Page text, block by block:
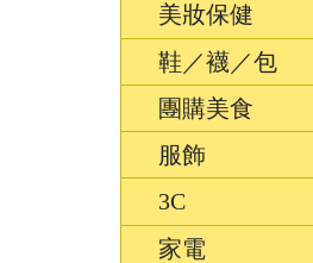
美妝保健
鞋／襪／包
團購美食
服飾
3C
家電